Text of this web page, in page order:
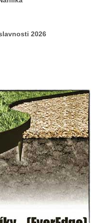
Dresden
do
nad
Vraňany
let republiky
čp. 17 v
v centru
v
2026